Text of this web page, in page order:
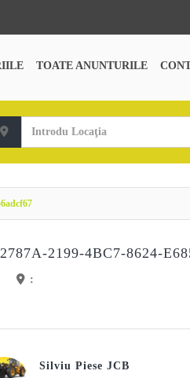
TOATE ANUNTURILE
2199-4BC7-8624-
:
Silviu Piese JCB